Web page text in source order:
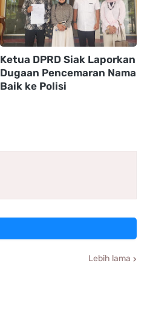
Ketua DPRD Siak Laporkan
Dugaan Pencemaran Nama
Baik ke Polisi
Lebih lama